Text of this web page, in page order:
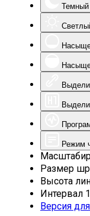
Темный
Режим
Размер
Высота
Интервал
Версия